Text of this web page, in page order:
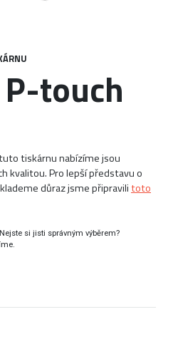
touch
tiskárnu nabízíme jsou
kvalitou. Pro lepší představu o
důraz jsme připravilitoto
si jisti správným výběrem?